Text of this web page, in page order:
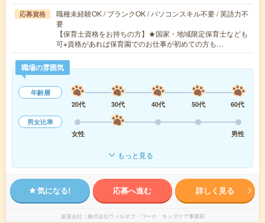
応募資格
職種未経験OK / ブランクOK / パソコンスキル不要 / 英語力不
要
【保育士資格をお持ちの方】★国家・地域限定保育士なども
可※資格があれば保育園でのお仕事が初めての方も…
職場の雰囲気
年齢層
20代
30代 40代 50代
60代
男女比率
女性
男性
もっと見る
気になる! 応募へ進む 詳しく見る
派遣会社 株式会社ウィルオブ・ワーク キッズケア事業部